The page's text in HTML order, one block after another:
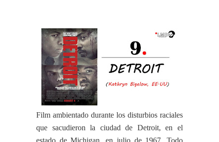
Film ambientado durante los disturbios raciales
que sacudieron la ciudad de Detroit, en el
estado de Michigan, en julio de 1967. Todo